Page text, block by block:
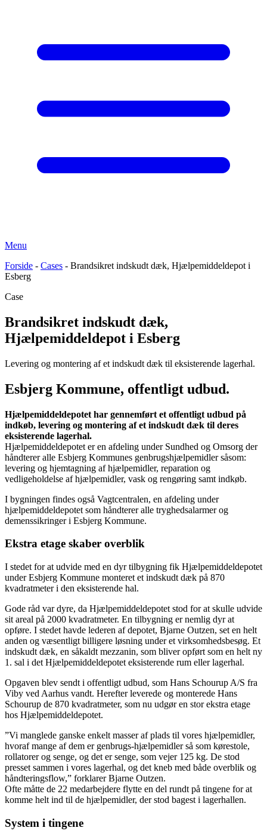
Menu
Forside - Cases - Brandsikret indskudt dæk, Hjælpemiddeldepot i
Esberg
Case
Brandsikret indskudt dæk,
Hjælpemiddeldepot i Esberg
Levering og montering af et indskudt dæk til eksisterende lagerhal.
Esbjerg Kommune, offentligt udbud.
Hjælpemiddeldepotet har gennemført et offentligt udbud på
indkøb, levering og montering af et indskudt dæk til deres
eksisterende lagerhal.
Hjælpemiddeldepotet er en afdeling under Sundhed og Omsorg der
håndterer alle Esbjerg Kommunes genbrugshjælpemidler såsom:
levering og hjemtagning af hjælpemidler, reparation og
vedligeholdelse af hjælpemidler, vask og rengøring samt indkøb.
I bygningen findes også Vagtcentralen, en afdeling under
hjælpemiddeldepotet som håndterer alle tryghedsalarmer og
demenssikringer i Esbjerg Kommune.
Ekstra etage skaber overblik
I stedet for at udvide med en dyr tilbygning fik Hjælpemiddeldepotet
under Esbjerg Kommune monteret et indskudt dæk på 870
kvadratmeter i den eksisterende hal.
Gode råd var dyre, da Hjælpemiddeldepotet stod for at skulle udvide
sit areal på 2000 kvadratmeter. En tilbygning er nemlig dyr at
opføre. I stedet havde lederen af depotet, Bjarne Outzen, set en helt
anden og væsentligt billigere løsning under et virksomhedsbesøg. Et
indskudt dæk, en såkaldt mezzanin, som bliver opført som en helt ny
1. sal i det Hjælpemiddeldepotet eksisterende rum eller lagerhal.
Opgaven blev sendt i offentligt udbud, som Hans Schourup A/S fra
Viby ved Aarhus vandt. Herefter leverede og monterede Hans
Schourup de 870 kvadratmeter, som nu udgør en stor ekstra etage
hos Hjælpemiddeldepotet.
”Vi manglede ganske enkelt masser af plads til vores hjælpemidler,
hvoraf mange af dem er genbrugs-hjælpemidler så som kørestole,
rollatorer og senge, og det er senge, som vejer 125 kg. De stod
presset sammen i vores lagerhal, og det kneb med både overblik og
håndteringsflow,” forklarer Bjarne Outzen.
Ofte måtte de 22 medarbejdere flytte en del rundt på tingene for at
komme helt ind til de hjælpemidler, der stod bagest i lagerhallen.
System i tingene